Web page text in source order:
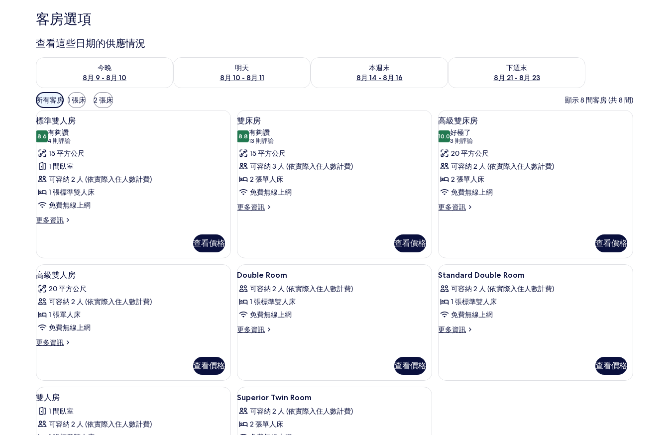
客房選項
查看這些日期的供應情況
今晚
8月 9 - 8月 10
查看今晚 (8月 9 - 8月 10) 的供應情況
明天
8月 10 - 8月 11
查看明天 (8月 10 - 8月 11) 的供應情況
本週末
8月 14 - 8月 16
查看本週末 (8月 14 - 8月 16) 的供應情況
下週末
8月 21 - 8月 23
查看下週末 (8月 21 - 8月 23) 的供應情況
可
用
的
客
房
篩
選
條
件
所有客房 1 張床 2 張床 顯示 8 間客房 (共 8 間)
顯
示
標
準
雙
人
房
的
所
片
高級寢具、客房內保險箱、書桌、筆電工作空間
3
標準雙人房
8.68.6 分，滿分 10 分
有夠讚
4 則評論
(4
則
評
論)
15 平方公尺
1 間臥室
可容納 2 人 (依實際入住人數計費)
1 張標準雙人床
免費無線上網
更多資訊
更
雙
人
房
詳
情
查看價格
顯
示
雙
床
房
的
所
有
雙床房 | 高級寢具、客房內保險箱、書桌、筆電工作空間
2
雙床房
8.88.8 分，滿分 10 分
有夠讚
13 則評論
(13
則
評
論)
15 平方公尺
可容納 3 人 (依實際入住人數計費)
2 張單人床
免費無線上網
更多資訊
更
的
詳
情
查看價格
顯
示
高
級
雙
床
房
的
片
高級雙床房 | 高級寢具、客房內保險箱、書桌
9
高級雙床房
10.010.0 分，滿分 10 分
好極了
3 則評論
(3
則
評
論)
20 平方公尺
可容納 2 人 (依實際入住人數計費)
2 張單人床
免費無線上網
更多資訊
更
床
房
的
詳
情
查看價格
顯
示
高
級
雙
房
所
有
相
片
高級雙人房 | 高級寢具、客房內保險箱、書桌、筆電工作空間
4
高級雙人房
20 平方公尺
可容納 2 人 (依實際入住人數計費)
1 張單人床
免費無線上網
更多資訊
更
雙
人
房
詳
情
查看價格
顯
示
Double
Room
的
所
高級寢具、客房內保險箱、書桌、筆電工作空間
18
Double Room
可容納 2 人 (依實際入住人數計費)
1 張標準雙人床
免費無線上網
更多資訊
更
詳
情
查看價格
顯
示
Standard
Double
Room
的
片
高級寢具、客房內保險箱、書桌、筆電工作空
4
Standard Double Room
可容納 2 人 (依實際入住人數計費)
1 張標準雙人床
免費無線上網
更多資訊
更
的
詳
查看價格
顯
示
雙
人
雙人房 | 高級寢具、客房內保險箱、書桌、筆電工作空間
5
雙人房
1 間臥室
可容納 2 人 (依實際入住人數計費)
顯
示
Superior
Twin
高級寢具、客房內保險箱、書桌、筆電工作空間
5
Superior Twin Room
可容納 2 人 (依實際入住人數計費)
2 張單人床